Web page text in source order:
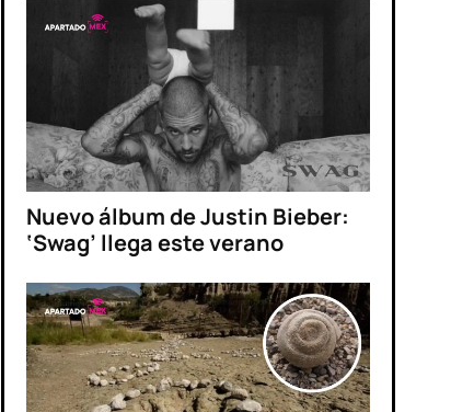
Nuevo álbum de Justin Bieber:
‘Swag’ llega este verano